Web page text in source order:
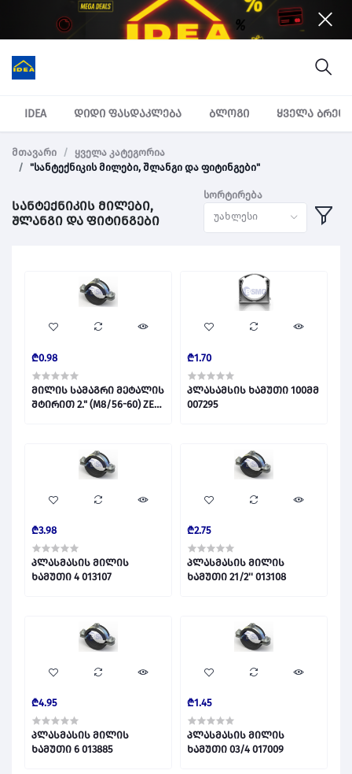
IDEA დიდი ფასდაკლება ბლოგი ყველა
მთავარი
ყველა კატეგორია
"სანტექნიკის მილები, შლანგი და ფიტინგები"
სანტექნიკის მილები,
შლანგი და ფიტინგები
სორტირება
უახლესი
₾0.98
მილის სამაგრი მეტალის
შტირით 2." (M8/56-60) ZER
₾1.70
პლასამსის ხამუთი 100მმ
007295
₾3.98
პლასმასის მილის
ხამუთი 4 013107
₾2.75
პლასმასის მილის
ხამუთი 21/2'' 013108
₾4.95
პლასმასის მილის
ხამუთი 6 013885
₾1.45
პლასმასის მილის
ხამუთი 03/4 017009